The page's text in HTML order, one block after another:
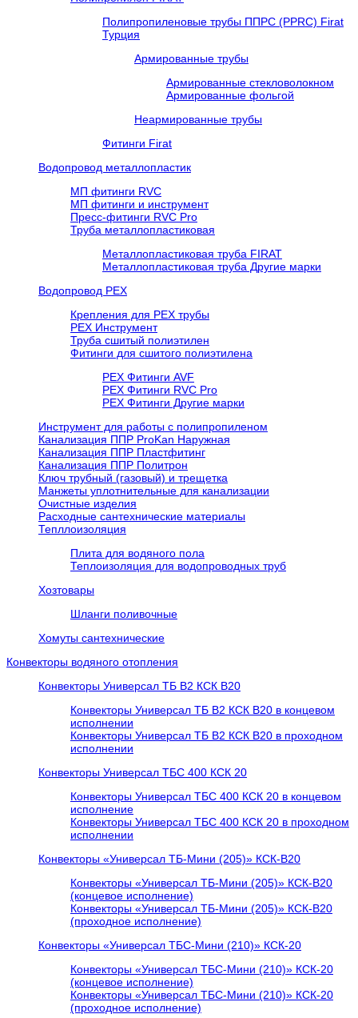
Полипропиленовые трубы ППРС (PPRC) Firat
Турция
Армированные трубы
Армированные стекловолокном
Армированные фольгой
Неармированные трубы
Фитинги Firat
Водопровод металлопластик
МП фитинги RVC
МП фитинги и инструмент
Пресс-фитинги RVC Pro
Труба металлопластиковая
Металлопластиковая труба FIRAT
Металлопластиковая труба Другие марки
Водопровод РЕХ
Крепления для РЕХ трубы
РЕХ Инструмент
Труба сшитый полиэтилен
Фитинги для сшитого полиэтилена
PEX Фитинги AVF
РЕХ Фитинги RVC Pro
РЕХ Фитинги Другие марки
Инструмент для работы с полипропиленом
Канализация ППР ProKan Наружная
Канализация ППР Пластфитинг
Канализация ППР Политрон
Ключ трубный (газовый) и трещетка
Манжеты уплотнительные для канализации
Очистные изделия
Расходные сантехнические материалы
Тепллоизоляция
Плита для водяного пола
Теплоизоляция для водопроводных труб
Хозтовары
Шланги поливочные
Хомуты сантехнические
Конвекторы водяного отопления
Конвекторы Универсал ТБ В2 КСК В20
Конвекторы Универсал ТБ В2 КСК В20 в концевом
исполнении
Конвекторы Универсал ТБ В2 КСК В20 в проходном
исполнении
Конвекторы Универсал ТБС 400 КСК 20
Конвекторы Универсал ТБС 400 КСК 20 в концевом
исполнение
Конвекторы Универсал ТБС 400 КСК 20 в проходном
исполнении
Конвекторы «Универсал ТБ-Мини (205)» КСК-В20
Конвекторы «Универсал ТБ-Мини (205)» КСК-В20
(концевое исполнение)
Конвекторы «Универсал ТБ-Мини (205)» КСК-В20
(проходное исполнение)
Конвекторы «Универсал ТБС-Мини (210)» КСК-20
Конвекторы «Универсал ТБС-Мини (210)» КСК-20
(концевое исполнение)
Конвекторы «Универсал ТБС-Мини (210)» КСК-20
(проходное исполнение)